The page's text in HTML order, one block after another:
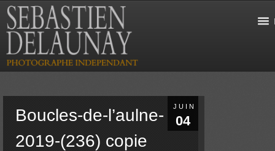
JUIN
04
Boucles-de-l’aulne-
2019-(236) copie